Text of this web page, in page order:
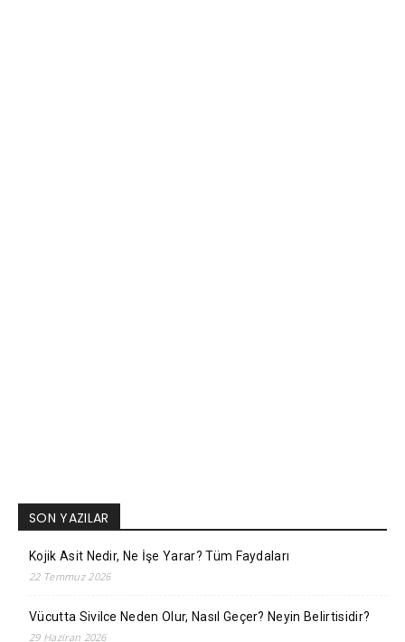
SON YAZILAR
Kojik Asit Nedir, Ne İşe Yarar? Tüm Faydaları
22 Temmuz 2026
Vücutta Sivilce Neden Olur, Nasıl Geçer? Neyin Belirtisidir?
29 Haziran 2026